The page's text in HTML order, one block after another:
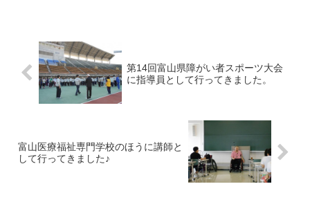
第14回富山県障がい者スポーツ大会
に指導員として行ってきました。
富山医療福祉専門学校のほうに講師と
して行ってきました♪